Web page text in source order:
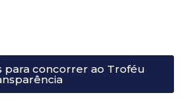
para concorrer ao Troféu